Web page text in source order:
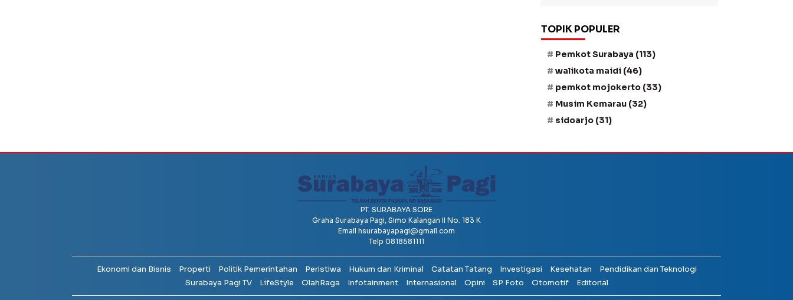
TOPIK POPULER
Pemkot Surabaya (113)
walikota maidi (46)
pemkot mojokerto (33)
Musim Kemarau (32)
sidoarjo (31)
PT. SURABAYA SORE
Graha Surabaya Pagi, Simo Kalangan II No. 183 K
Email hsurabayapagi@gmail.com
Telp 0818581111
Ekonomi dan Bisnis Properti Politik Pemerintahan Peristiwa Hukum dan Kriminal Catatan Tatang Investigasi Kesehatan
Pendidikan dan Teknologi
Surabaya Pagi TV
LifeStyle OlahRaga Infotainment Internasional Opini SP Foto Otomotif Editorial